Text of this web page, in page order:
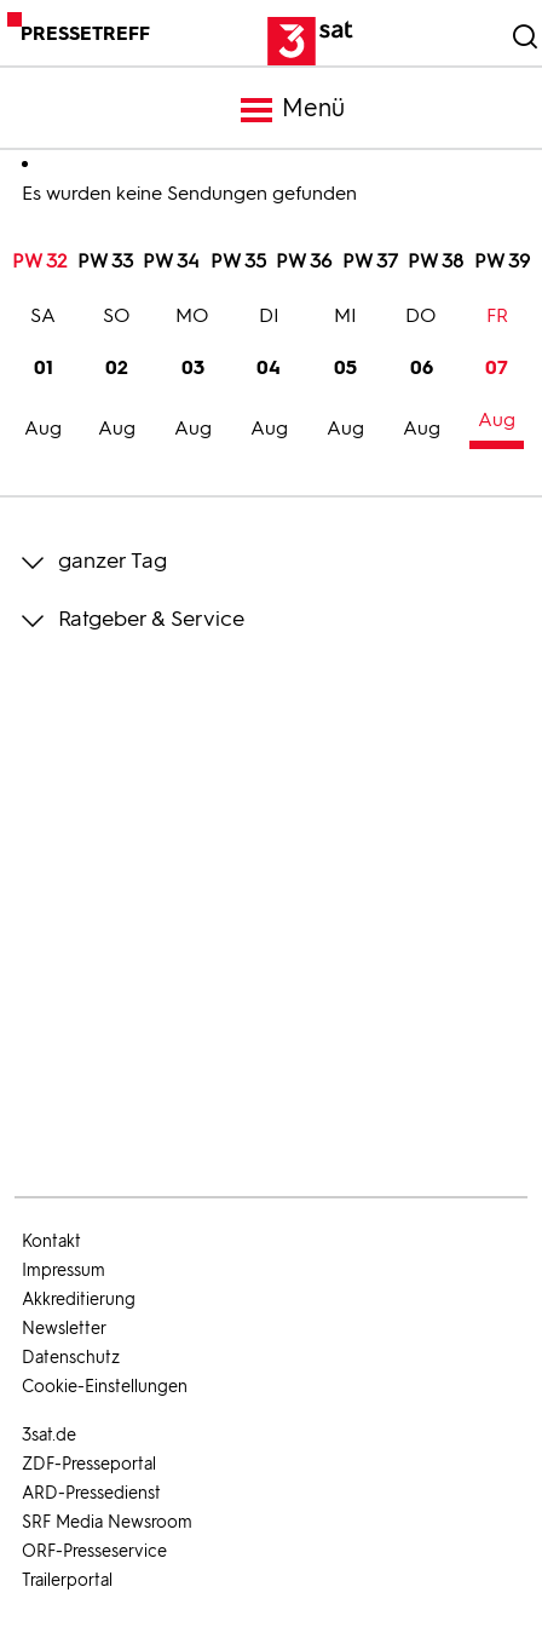
PRESSETREFF
Menü
Meldungen
Programm
Trailer
Bilder
Es wurden keine Sendungen gefunden
PW 32 PW 33 PW 34 PW 35 PW 36 PW 37 PW 38 PW 39
01
Aug
SA
02
Aug
SO
03
Aug
MO
04
Aug
DI
05
Aug
MI
06
Aug
DO
07
Aug
FR
ganzer Tag
Ratgeber & Service
3sat.de
ZDF-Presseportal
ARD-Pressedienst
SRF Media Newsroom
ORF-Presseservice
Trailerportal
Kontakt
Impressum
Akkreditierung
Newsletter
Datenschutz
Cookie-Einstellungen